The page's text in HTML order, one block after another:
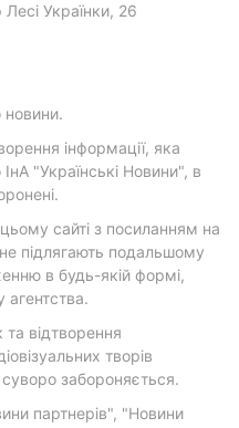
Українки, 26
новини.
інформації, яка
"Українські Новини", в
сайті з посиланням на
підлягають подальшому
в будь-якій формі,
агентства.
відтворення
творів
забороняється.
партнерів", "Новини